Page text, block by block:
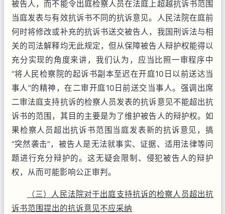
被告人，而不能令出庭检察人员在法庭上超越抗诉书范围
当庭发表与有效抗诉书不同的抗诉意见。人民法院在庭前
何时将修改或补充的抗诉书送交被告人，我国刑诉法与相
关的司法解释均无此规定，但从保障被告人辩护权能得以
充分实现的角度来讲，我们认为，应当比照一审程序中
“将人民检察院的起诉书副本至迟在开庭10日以前送达当
事人”的精神，在二审开庭10日前送交当事人。强调出席
二审法庭支持抗诉的检察人员发表的抗诉意见不能超出抗
诉书的范围，其目的主要是为了维护被告人的辩护权。如
果检察人员超出抗诉书范围当庭发表新的抗诉意见，搞
“突然袭击”，被告人是无法就事实、证据、适用法律等问
题进行充分辩护的。这无疑会限制、侵犯被告人的辩护
权，从而可能影响公正审判。
（三）人民法院对于出庭支持抗诉的检察人员超出抗
诉书范围提出的抗诉意见不应采纳